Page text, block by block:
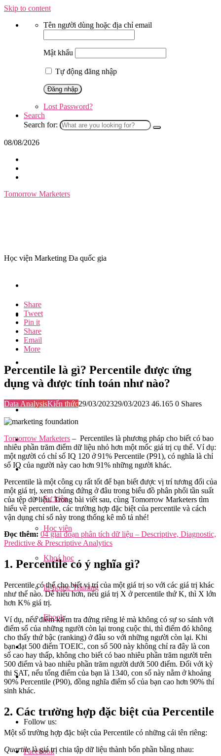
Skip to content
Tên người dùng hoặc địa chỉ email
Mật khẩu
Tự động đăng nhập
Lost Password?
Search
Search for:
08/08/2026
Tomorrow Marketers
Học viện Marketing Đa quốc gia
Sự kiện
Học viên
Khoá học
In-house Training
Ebook
Follow us:
Facebook
Share
Tweet
Pin it
Share
Email
More
Percentile là gì? Percentile được ứng
dụng và được tính toán như nào?
Data AnalysisKiến thức29/03/202329/03/2023 46.165 0 Shares
Tomorrow Marketers – Percentiles là phương pháp cho biết có bao
nhiêu phần trăm điểm dữ liệu nhỏ hơn một mốc giá trị cụ thể. Ví dụ:
một người có chỉ số IQ 120 ở 91% Percentile (P91), có nghĩa là chỉ
số IQ của người này cao hơn 91% những người khác.
Percentile là một công cụ rất tốt để bạn biết được vị trí tương đối của
một giá trị, xem chúng đứng ở đâu trong biểu đồ phân phối tần suất
của tệp dữ liệu. Trong bài viết sau, cùng Tomorrow Marketers tìm
hiểu về percentile, các trường hợp đặc biệt của percentile và cách
vận dụng chỉ số này trong thống kê mô tả nhé!
Đọc thêm: 04 giai đoạn phân tích dữ liệu – Descriptive, Diagnostic,
Predictive & Prescriptive Analytics
1. Percentile có ý nghĩa gì?
Percentile có thể cho biết vị trí của một giá trị so với các giá trị khác
như thế nào. Dễ hiểu hơn, nếu giá trị X ở percentile thứ K, thì X lớn
hơn K% giá trị.
Ví dụ, nếu điểm kiểm tra đứng riêng lẻ mà không có sự so sánh với
điểm số của những người còn lại trong cuộc thi, thì điểm đó không
cho thấy thứ bậc (ranking) ở đâu so với những người còn lại. Khi
bạn đạt 500 điểm TOEIC, con số 500 này không chỉ ra đây là con
số cao hay thấp, không cho biết có bao nhiêu phần trăm người trên
500 điểm và bao nhiêu phần trăm người dưới 500 điểm. Đối với kỳ
thi SAT, nếu tổng điểm của bạn là 1340, con số này nằm ở khoảng
90% Percentile (P90), đồng nghĩa điểm số của bạn cao hơn 90% thí
sinh khác.
2. Các trường hợp đặc biệt của Percentile
Một số trường hợp đặc biệt của Percentile có những cái tên riêng:
Quartilelà giá trị chia tập dữ liệu thành bốn phần bằng nhau: